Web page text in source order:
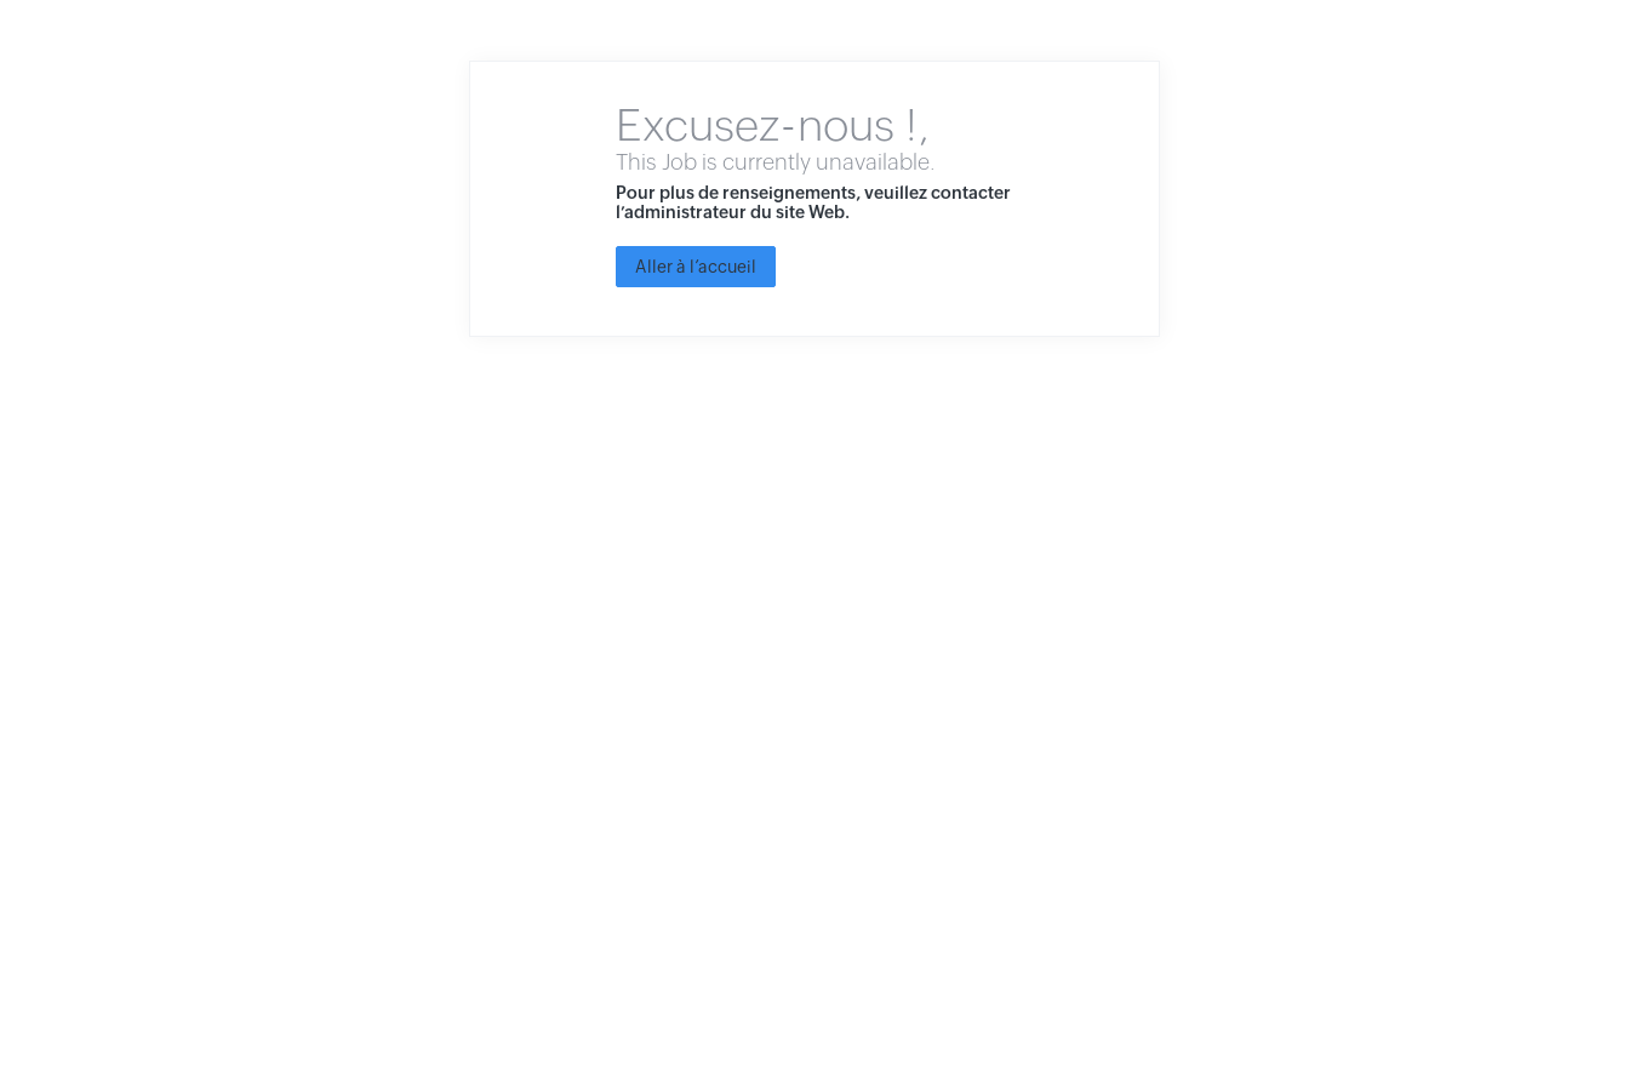
Excusez-nous !,
This Job is currently unavailable.
Pour plus de renseignements, veuillez contacter
l’administrateur du site Web.
Aller à l’accueil